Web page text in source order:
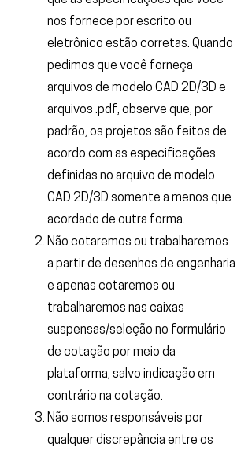
nos fornece por escrito ou
eletrônico estão corretas. Quando
pedimos que você forneça
arquivos de modelo CAD 2D/3D e
arquivos .pdf, observe que, por
padrão, os projetos são feitos de
acordo com as especificações
definidas no arquivo de modelo
CAD 2D/3D somente a menos que
acordado de outra forma.
Não cotaremos ou trabalharemos
a partir de desenhos de engenharia
e apenas cotaremos ou
trabalharemos nas caixas
suspensas/seleção no formulário
de cotação por meio da
plataforma, salvo indicação em
contrário na cotação.
Não somos responsáveis ​​por
qualquer discrepância entre os